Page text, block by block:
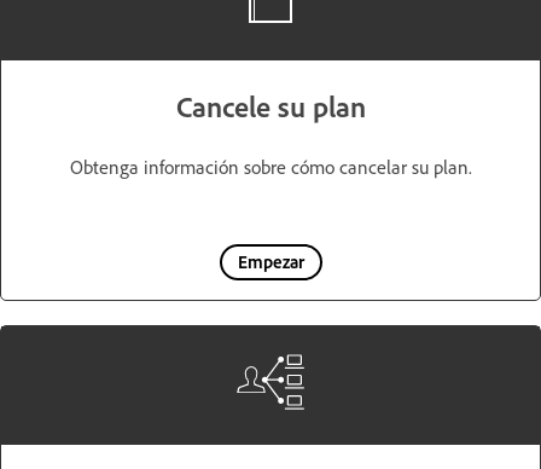
Cancele su plan
Obtenga información sobre cómo cancelar su plan.
Empezar